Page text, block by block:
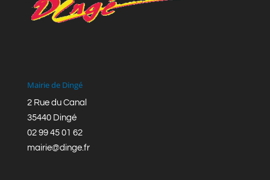
Mairie de Dingé
2 Rue du Canal
35440 Dingé
02 99 45 01 62
mairie@dinge.fr